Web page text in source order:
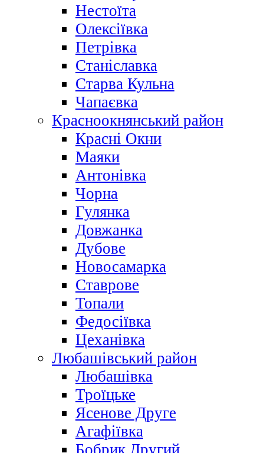
Нестоїта
Олексіївка
Петрівка
Станіславка
Старва Кульна
Чапаєвка
Красноокнянський район
Красні Окни
Маяки
Антонівка
Чорна
Гулянка
Довжанка
Дубове
Новосамарка
Ставрове
Топали
Федосіївка
Цеханівка
Любашівський район
Любашівка
Троїцьке
Ясенове Друге
Агафіївка